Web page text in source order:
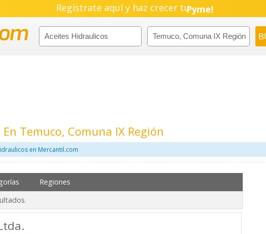
Regístrate aquí y haz crecer tuNegocio!
Pyme!
Emprendimiento!
Temuco, Comuna IX Región
en Mercantil.com
Regiones